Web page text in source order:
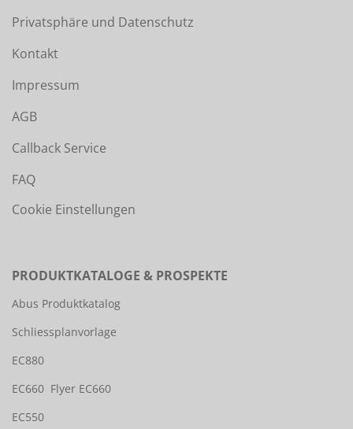
Privatsphäre und Datenschutz
Kontakt
Impressum
AGB
Callback Service
FAQ
Cookie Einstellungen
PRODUKTKATALOGE & PROSPEKTE
Abus Produktkatalog
Schliessplanvorlage
EC880
EC660 Flyer EC660
EC550